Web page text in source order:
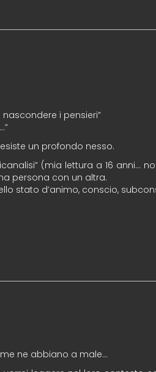
i pensieri”
un profondo nesso.
(mia lettura a 16 anni…
persona con un altra.
stato d’animo, conscio,
ne abbiano a male…